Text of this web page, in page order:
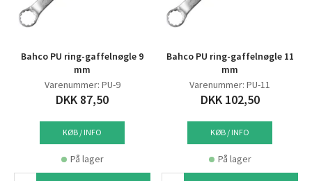
Bahco PU ring-gaffelnøgle 9
mm
Varenummer: PU-9
DKK 87,50
KØB / INFO
På lager
Bahco PU ring-gaffelnøgle 11
mm
Varenummer: PU-11
DKK 102,50
KØB / INFO
På lager